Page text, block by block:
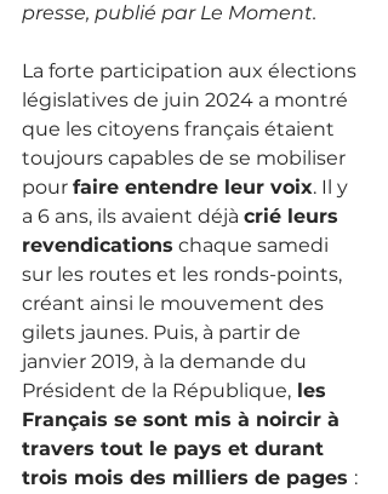
presse, publié par Le Moment.
La forte participation aux élections
législatives de juin 2024 a montré
que les citoyens français étaient
toujours capables de se mobiliser
pour faire entendre leur voix. Il y
a 6 ans, ils avaient déjà crié leurs
revendications chaque samedi
sur les routes et les ronds-points,
créant ainsi le mouvement des
gilets jaunes. Puis, à partir de
janvier 2019, à la demande du
Président de la République, les
Français se sont mis à noircir à
travers tout le pays et durant
trois mois des milliers de pages :